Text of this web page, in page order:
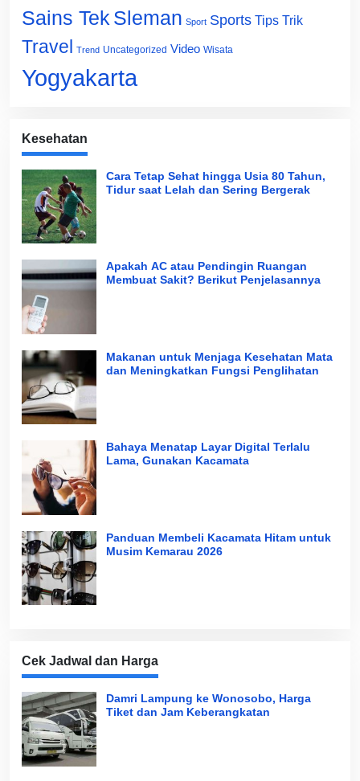
Sains Tek Sleman Sport Sports Tips Trik
Travel Trend Uncategorized Video Wisata
Yogyakarta
Kesehatan
Cara Tetap Sehat hingga Usia 80 Tahun,
Tidur saat Lelah dan Sering Bergerak
Apakah AC atau Pendingin Ruangan
Membuat Sakit? Berikut Penjelasannya
Makanan untuk Menjaga Kesehatan Mata
dan Meningkatkan Fungsi Penglihatan
Bahaya Menatap Layar Digital Terlalu
Lama, Gunakan Kacamata
Panduan Membeli Kacamata Hitam untuk
Musim Kemarau 2026
Cek Jadwal dan Harga
Damri Lampung ke Wonosobo, Harga
Tiket dan Jam Keberangkatan